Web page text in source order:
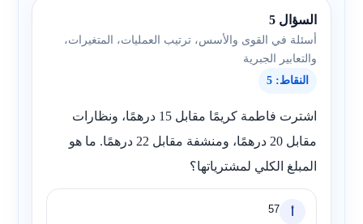
السؤال 5
أسئلة في القوى والأسس، ترتيب العمليات، المتغيرات،
والتعابير الجبرية
النقاط: 5
اشترت فاطمة كريمًا مقابل 15 درهمًا، ونظارات
مقابل 20 درهمًا، ومنشفة مقابل 22 درهمًا. ما هو
المبلغ الكلي لمشترياتها؟
أ 57